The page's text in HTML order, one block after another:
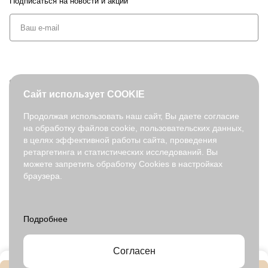
© 2026. fabretti.ru. Все права защищены
На информационном ресурсе применяются
рекомендательные
технологии .
Все ресурсы сайта fabretti.ru, включая (но не ограничиваясь)
прав на интеллектуальную собственность, защищены российским
Сайт использует COOKIE
Продолжая использовать наш сайт, Вы даете согласие
на обработку файлов cookie, пользовательских данных,
в целях эффективной работы сайта, проведения
ретаргетинга и статистических исследований. Вы
можете запретить обработку Cookies в настройках
браузера.
Согласен